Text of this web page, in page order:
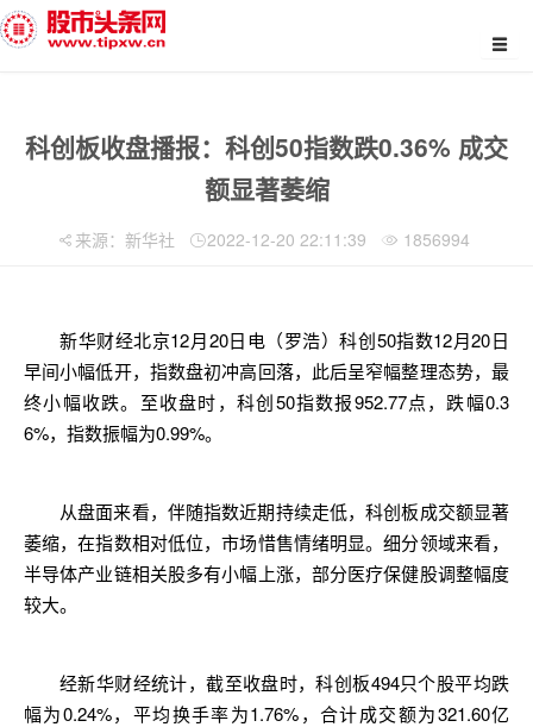
科创板收盘播报：科创50指数跌0.36% 成交
额显著萎缩
来源：新华社 2022-12-20 22:11:39 1856994
新华财经北京12月20日电（罗浩）科创50指数12月20日
早间小幅低开，指数盘初冲高回落，此后呈窄幅整理态势，最
终小幅收跌。至收盘时， 科创50指数报952.77点，跌幅0.3
6%，指数振幅为0.99%。
从盘面来看，伴随指数近期持续走低，科创板成交额显著
萎缩，在指数相对低位，市场惜售情绪明显。细分领域来看，
半导体产业链相关股多有小幅上涨，部分医疗保健股调整幅度
较大。
经新华财经统计，截至收盘时，科创板494只个股平均跌
幅为0.24%，平均换手率为1.76%，合计成交额为321.60亿